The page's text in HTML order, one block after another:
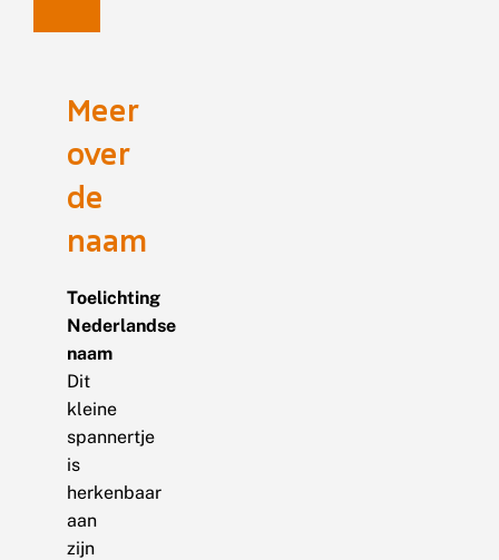
Meer
over
de
naam
Toelichting
Nederlandse
naam
Dit
kleine
spannertje
is
herkenbaar
aan
zijn